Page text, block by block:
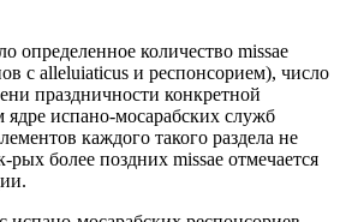
определенное количество missae
с alleluiaticus и респонсорием), число
праздничности конкретной
испано-мосарабских служб
каждого такого раздела не
более поздних missae отмечается